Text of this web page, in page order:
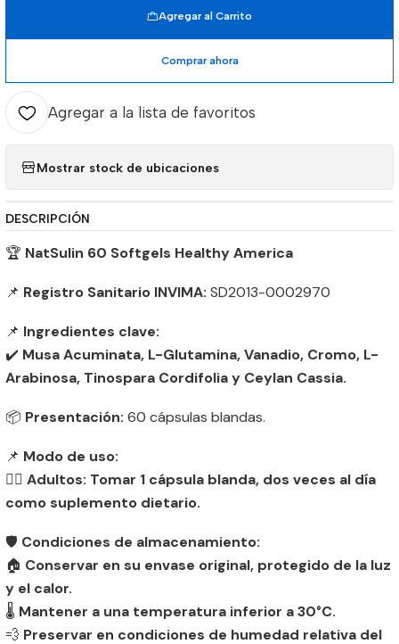
Agregar al Carrito
Comprar ahora
Agregar a la lista de favoritos
Mostrar stock de ubicaciones
DESCRIPCIÓN
🏆 NatSulin 60 Softgels Healthy America
📌 Registro Sanitario INVIMA: SD2013-0002970
📌 Ingredientes clave:
✔️ Musa Acuminata, L-Glutamina, Vanadio, Cromo, L-
Arabinosa, Tinospara Cordifolia y Ceylan Cassia.
📦 Presentación: 60 cápsulas blandas.
📌 Modo de uso:
👨‍⚕️ Adultos: Tomar 1 cápsula blanda, dos veces al día
como suplemento dietario.
🛡️ Condiciones de almacenamiento:
🏠 Conservar en su envase original, protegido de la luz
y el calor.
🌡️ Mantener a una temperatura inferior a 30°C.
💨 Preservar en condiciones de humedad relativa del